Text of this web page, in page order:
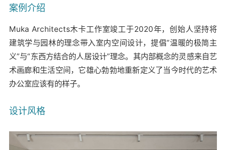
案例介绍
Muka Architects木卡工作室竣工于2020年，创始人坚持将
建筑学与园林的理念带入室内空间设计，提倡“温暖的极简主
义”与“东西方结合的人居设计”理念。其内部概念的灵感来自艺
术画廊和生活空间，它雄心勃勃地重新定义了当今时代的艺术
办公室应该有的样子。
设计风格